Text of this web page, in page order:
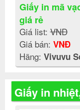
Giấy in mã
giá rẻ
Giá list:VNĐ
Giá bán: VNĐ
Hãng: Vivuvu
Giấy in